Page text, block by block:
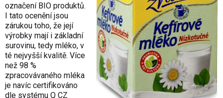
označení BIO produktů.
I tato ocenění jsou
zárukou toho, že její
výrobky mají i základní
surovinu, tedy mléko, v
té nejvyšší kvalitě. Více
než 98 %
zpracovávaného mléka
je navíc certifikováno
dle systému Q CZ